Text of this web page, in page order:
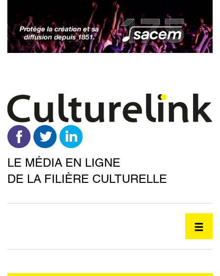
contenu
principal
LE MÉDIA EN LIGNE
DE LA FILIÈRE CULTURELLE